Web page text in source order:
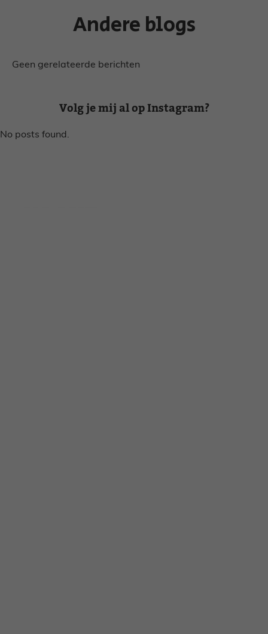
Andere blogs
Geen gerelateerde berichten
Volg je mij al op Instagram?
No posts found.